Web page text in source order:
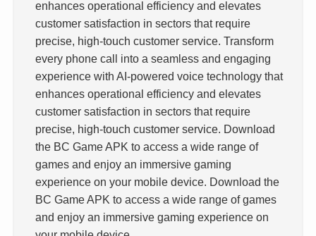
enhances operational efficiency and elevates
customer satisfaction in sectors that require
precise, high-touch customer service. Transform
every phone call into a seamless and engaging
experience with AI-powered voice technology that
enhances operational efficiency and elevates
customer satisfaction in sectors that require
precise, high-touch customer service. Download
the BC Game APK to access a wide range of
games and enjoy an immersive gaming
experience on your mobile device. Download the
BC Game APK to access a wide range of games
and enjoy an immersive gaming experience on